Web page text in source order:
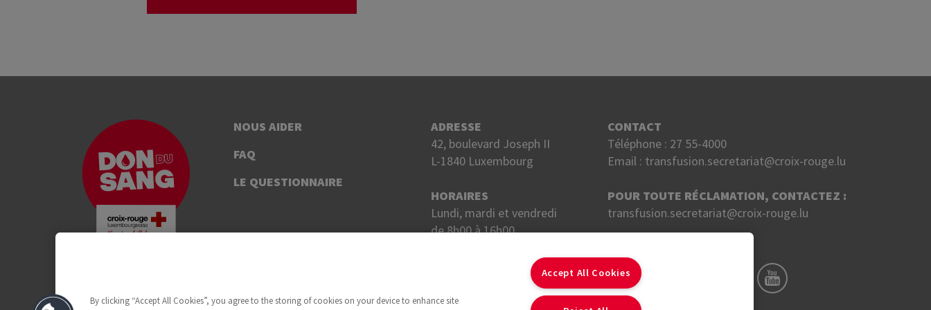
NOUS AIDER
FAQ
LE QUESTIONNAIRE
ADRESSE
42, boulevard Joseph II
L-1840 Luxembourg
HORAIRES
Lundi, mardi et vendredi
de 8h00 à 16h00.
CONTACT
Téléphone : 27 55-4000
Email : transfusion.secretariat@croix-rouge.lu
POUR TOUTE RÉCLAMATION, CONTACTEZ :
transfusion.secretariat@croix-rouge.lu
By clicking “Accept All Cookies”, you agree to the storing of cookies on your device to enhance site
Accept All Cookies